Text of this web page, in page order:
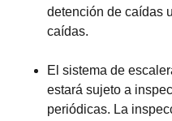
detención de caídas
caídas.
El sistema de
estará sujeto a
periódicas. La